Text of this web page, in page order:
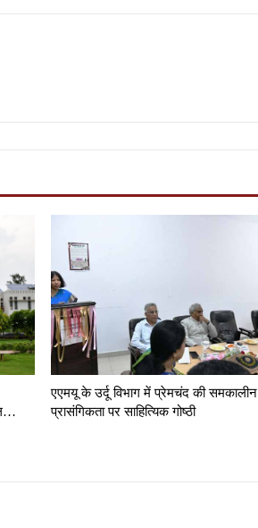
एएमयू के उर्दू विभाग में प्रेमचंद की समकालीन
प्रासंगिकता पर साहित्यिक गोष्ठी